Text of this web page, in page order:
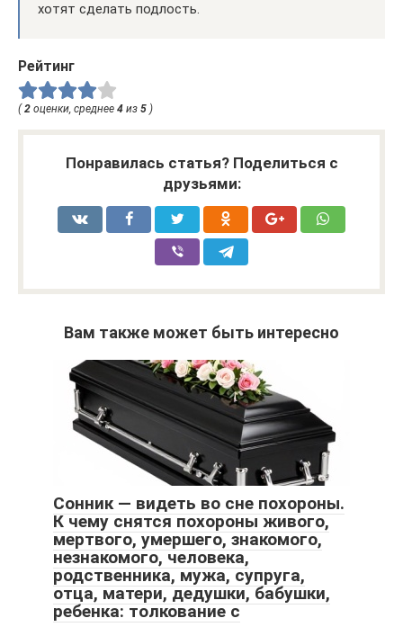
хотят сделать подлость.
Рейтинг
( 2 оценки, среднее 4 из 5 )
Понравилась статья? Поделиться с
друзьями:
Вам также может быть интересно
Сонник — видеть во сне похороны.
К чему снятся похороны живого,
мертвого, умершего, знакомого,
незнакомого, человека,
родственника, мужа, супруга,
отца, матери, дедушки, бабушки,
ребенка: толкование с